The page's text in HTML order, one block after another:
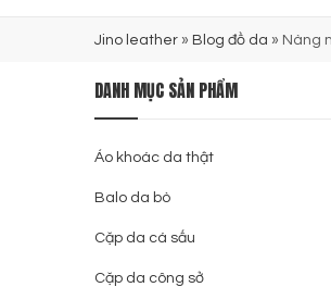
Jino leather » Blog đồ da » Nàng
DANH MỤC SẢN PHẨM
Áo khoác da thật
Balo da bò
Cặp da cá sấu
Cặp da công sở